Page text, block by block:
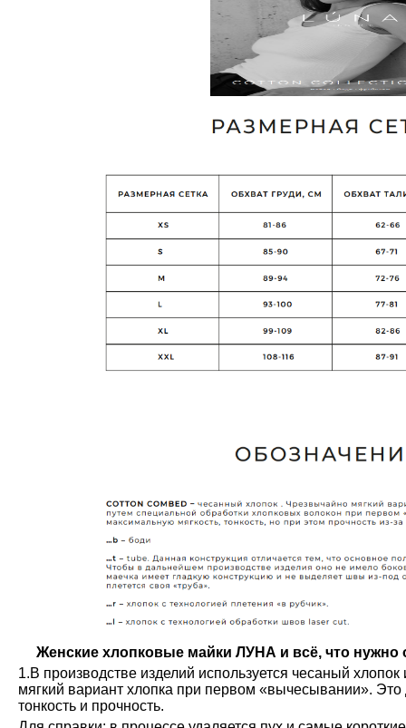
Женские хлопковые майки ЛУНА и всё, что нужно
1.В производстве изделий используется чесаный
мягкий вариант хлопка при первом «вычесывании». Это
тонкость и прочность.